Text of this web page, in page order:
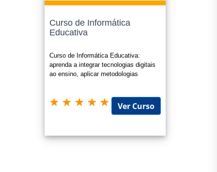
Curso de Informática
Educativa
Curso de Informática Educativa:
aprenda a integrar tecnologias digitais
ao ensino, aplicar metodologias
Ver Curso